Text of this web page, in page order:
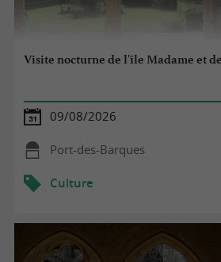
Visite nocturne de l'île Madame et
09/08/2026
Port-des-Barques
Culture